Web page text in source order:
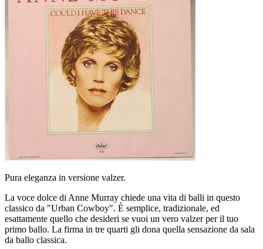
Pura eleganza in versione valzer.
La voce dolce di Anne Murray chiede una vita di balli in questo
classico da "Urban Cowboy". È semplice, tradizionale, ed
esattamente quello che desideri se vuoi un vero valzer per il tuo
primo ballo. La firma in tre quarti gli dona quella sensazione da sala
da ballo classica.